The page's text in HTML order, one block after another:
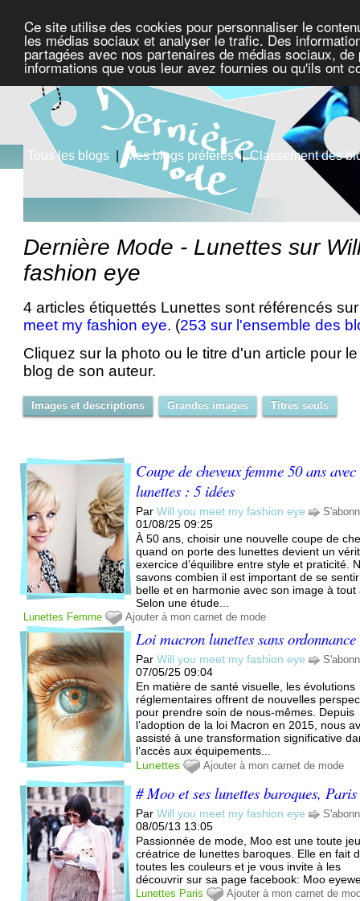
Ce site utilise des cookies pour personnaliser le
les médias sociaux et analyser le trafic. Des
partagées avec nos partenaires de médias sociaux,
informations que vous leur avez fournies ou qu'ils ont
Tous les blogs | Mes blogs préférés|Classement des
Dernière Mode - Lunettes sur
fashion eye
4 articles étiquettés Lunettes sont référencés
meet my fashion eye. (253 sur l'ensemble des
Cliquez sur la photo ou le titre d'un article pour
blog de son auteur.
Images et descriptions Grandes images Titres seuls
Coupe de cheveux femme 50 ans avec
lunettes : 5 idées
ParWill you meet my fashion eye
01/08/25 09:25
À 50 ans, choisir une nouvelle coupe de
quand on porte des lunettes devient un
exercice d’équilibre entre style et praticité.
savons combien il est important de se sentir
belle et en harmonie avec son image à tout
Selon une étude...
Lunettes Femme Ajouter à mon carnet de mode
Loi macron lunettes sans ordonnance
ParWill you meet my fashion eye
07/05/25 09:04
En matière de santé visuelle, les évolutions
réglementaires offrent de nouvelles
pour prendre soin de nous-mêmes. Depuis
l’adoption de la loi Macron en 2015, nous
assisté à une transformation significative
l’accès aux équipements...
Lunettes
Ajouter à mon carnet de mode
# Moo et ses lunettes baroques, Paris
ParWill you meet my fashion eye
08/05/13 13:05
Passionnée de mode, Moo est une toute
créatrice de lunettes baroques. Elle en fait
toutes les couleurs et je vous invite à les
découvrir sur sa page facebook: Moo
Lunettes Paris Ajouter à mon carnet de